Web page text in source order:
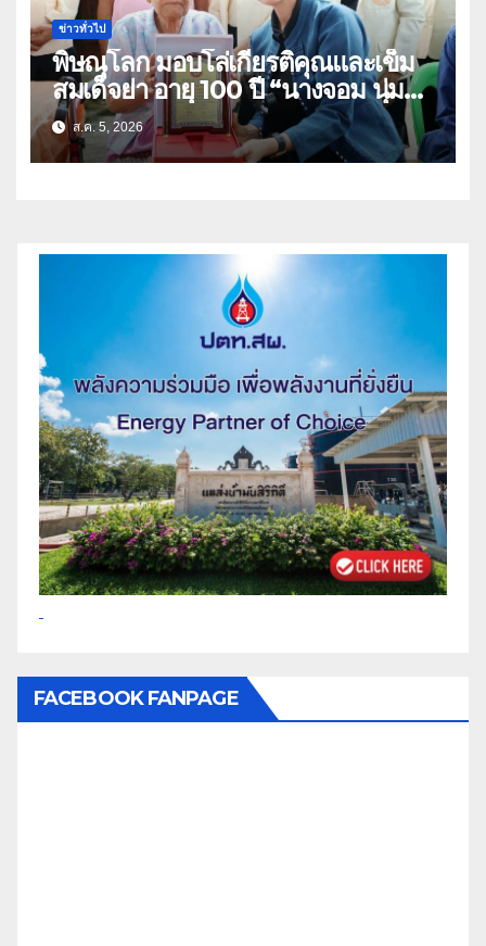
ข่าวทั่วไป
พิษณุโลก มอบโล่เกียรติคุณและเข็ม
สมเด็จย่า อายุ 100 ปี “นางจอม นุ่ม
เนตร” ตำบลบ้านกร่าง อำเภอเมือง
ส.ค. 5, 2026
FACEBOOK FANPAGE